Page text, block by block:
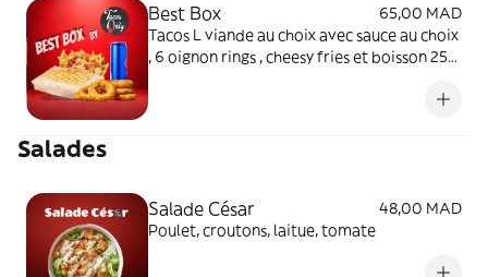
Best Box
65,00 MAD
Tacos L viande au choix avec sauce au choix
, 6 oignon rings , cheesy fries et boisson 25
Salades
Salade César
48,00 MAD
Poulet, croutons, laitue, tomate